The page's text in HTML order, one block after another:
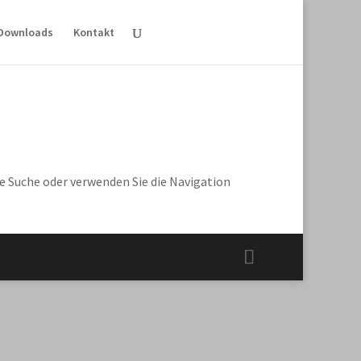
Kontakt
oder verwenden Sie die Navigation